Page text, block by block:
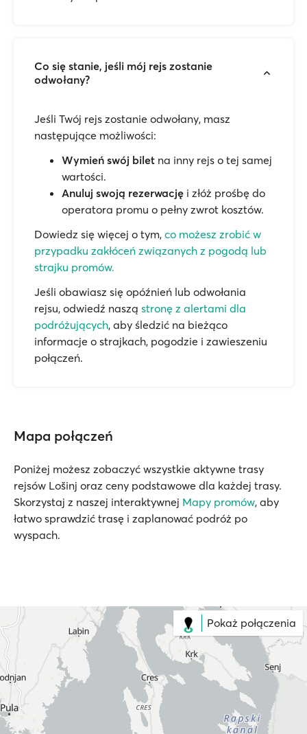
Co się stanie, jeśli mój rejs zostanie
odwołany?
Jeśli Twój rejs zostanie odwołany, masz
następujące możliwości:
Wymień swój bilet na inny rejs o tej samej
wartości.
Anuluj swoją rezerwację i złóż prośbę do
operatora promu o pełny zwrot kosztów.
Dowiedz się więcej o tym, co możesz zrobić w
przypadku zakłóceń związanych z pogodą lub
strajku promów.
Jeśli obawiasz się opóźnień lub odwołania
rejsu, odwiedź naszą stronę z alertami dla
podróżujących, aby śledzić na bieżąco
informacje o strajkach, pogodzie i zawieszeniu
połączeń.
Mapa połączeń
Poniżej możesz zobaczyć wszystkie aktywne trasy
rejsów Lošinj oraz ceny podstawowe dla każdej trasy.
Skorzystaj z naszej interaktywnej Mapy promów, aby
łatwo sprawdzić trasę i zaplanować podróż po
wyspach.
Pokaż połączenia